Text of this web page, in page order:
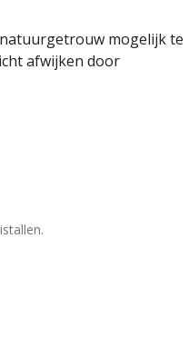
mogelijk te
afwijken door